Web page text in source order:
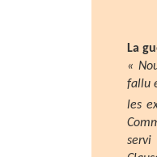
La
«
fallu
les
servi